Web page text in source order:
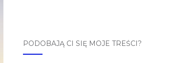
PODOBAJĄ CI SIĘ MOJE TREŚCI?